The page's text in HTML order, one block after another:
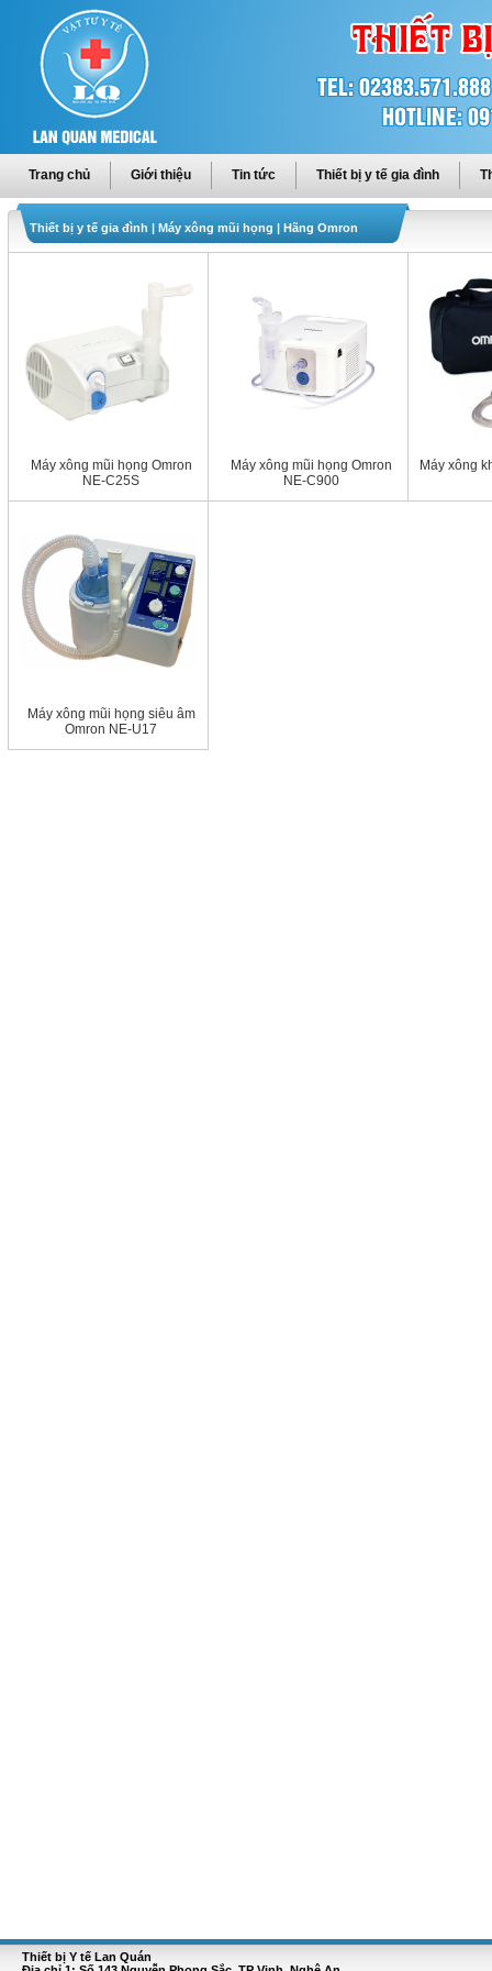
Trang chủ Giới thiệu Tin tức Thiết bị y tế gia đình
Thiết bị y tế gia đình | Máy xông mũi họng | Hãng Omron
Máy xông mũi họng Omron
NE-C25S
Máy xông mũi họng Omron
NE-C900
Máy xông
Máy xông mũi họng siêu âm
Omron NE-U17
Thiết bị Y tế Lan Quán